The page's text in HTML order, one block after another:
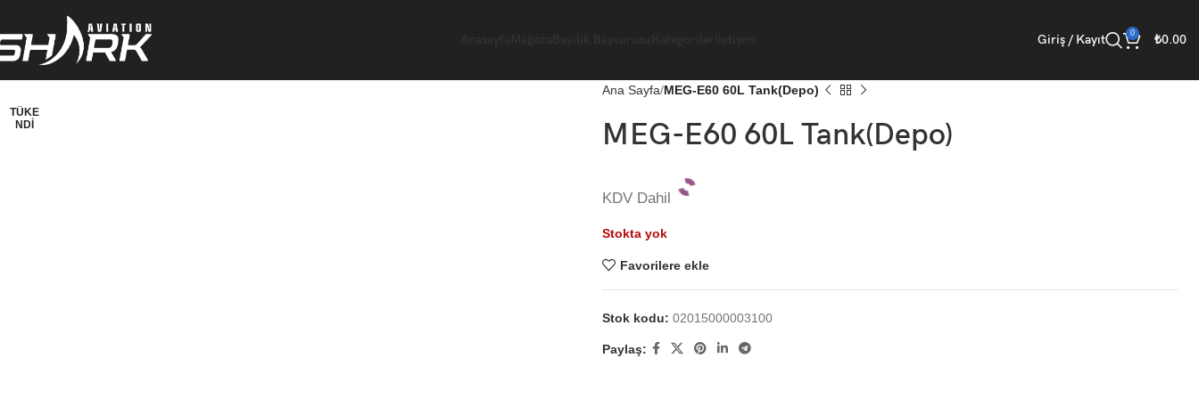
Giriş / Kayıt 0 ₺0.00
TÜKE
NDI
Ana Sayfa MEG-E60 60L Tank(Depo)
MEG-E60 60L Tank(Depo)
KDV Dahil
Stokta yok
Favorilere ekle
Stok kodu: 02015000003100
Paylaş: